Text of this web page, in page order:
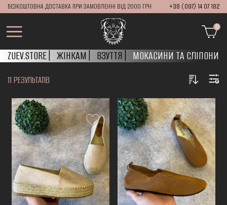
БЕЗКОШТОВНА ДОСТАВКА ПРИ ЗАМОВЛЕННІ ВІД 2000 ГРН +38 (097) 14 07 182
0
ZUEV.STORE ЖІНКАМ ВЗУТТЯ МОКАСИНИ ТА СЛІПОНИ
11 РЕЗУЛЬТАТІВ